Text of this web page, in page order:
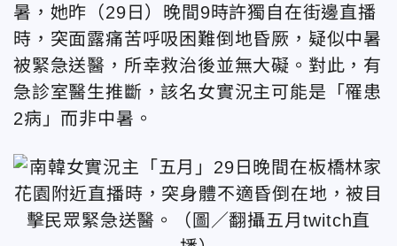
暑，她昨（29日）晚間9時許獨自在街邊直播
時，突面露痛苦呼吸困難倒地昏厥，疑似中暑
被緊急送醫，所幸救治後並無大礙。對此，有
急診室醫生推斷，該名女實況主可能是「罹患
2病」而非中暑。